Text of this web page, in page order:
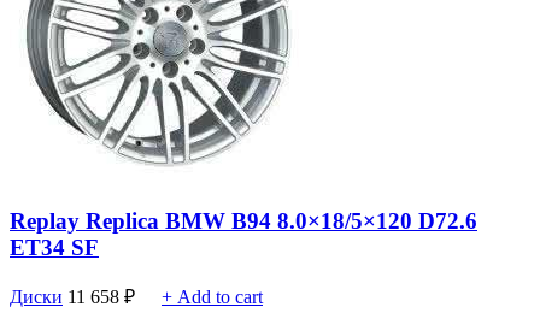
Replay Replica BMW B94 8.0×18/5×120 D72.6
ET34 SF
Диски 11 658 ₽ + Add to cart